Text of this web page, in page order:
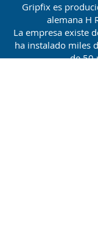
Gripfix es
alemana H
La empresa existe
ha instalado miles
de 50